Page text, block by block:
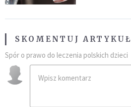
SKOMENTUJ ARTYKUŁ
Spór o prawo do leczenia polskich dzieci